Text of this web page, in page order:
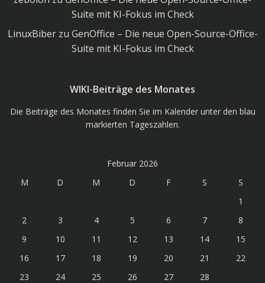
Suite mit KI-Fokus im Check
LinuxBiberzu GenOffice – Die neue Open-Source-Office-
Suite mit KI-Fokus im Check
WIKI-Beiträge des Monates
Die Beiträge des Monates finden Sie im Kalender unter den blau
markierten Tageszahlen.
Februar 2026
M
D M D F S
S
1
2
3 4 5 6 7
8
9
10 11 12 13 14
15
16
17 18 19 20 21
22
23
24 25 26 27 28